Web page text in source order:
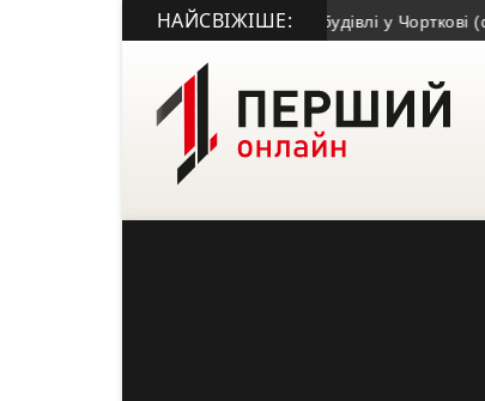
НАЙСВІЖІШЕ:
утриматися від купівлі будівлі у Чорткові (фото)